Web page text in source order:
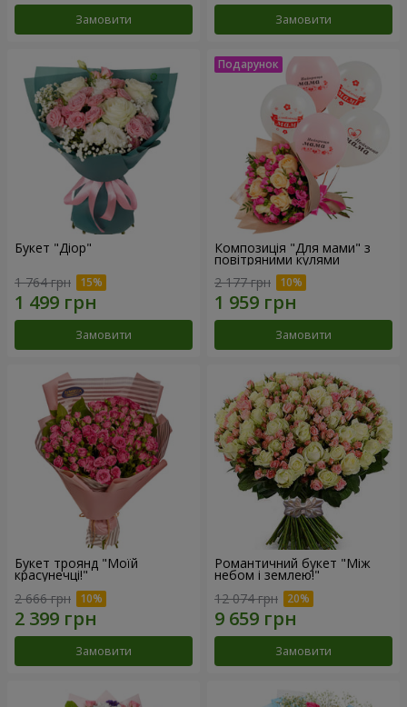
Замовити Замовити
Букет "Діор"
1 764 грн
Замовити
Композиція "Для мами" з
повітряними кулями
2 177 грн
Замовити
Букет троянд "Моїй
красунечці!"
2 666 грн
Замовити
Романтичний букет "Між
небом і землею!"
12 074 грн
Замовити